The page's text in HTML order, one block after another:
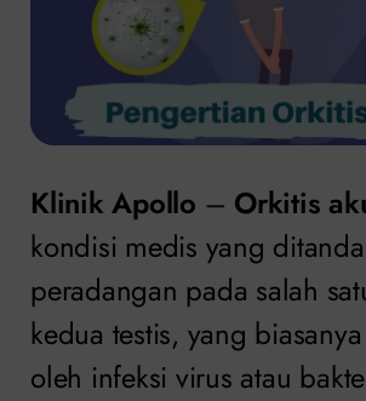
Klinik Apollo – Orkitis
kondisi medis yang
peradangan pada salah
kedua testis, yang
oleh infeksi virus atau